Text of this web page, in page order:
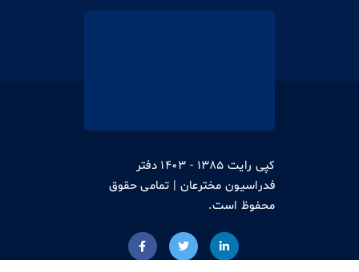
کپی رایت 1385 - 1403 دفتر
فدراسیون مخترعان | تمامی حقوق
محفوظ است.